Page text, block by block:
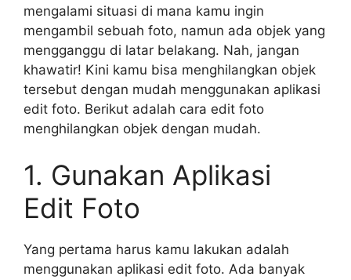
mengalami situasi di mana kamu ingin
mengambil sebuah foto, namun ada objek yang
mengganggu di latar belakang. Nah, jangan
khawatir! Kini kamu bisa menghilangkan objek
tersebut dengan mudah menggunakan aplikasi
edit foto. Berikut adalah cara edit foto
menghilangkan objek dengan mudah.
1. Gunakan Aplikasi
Edit Foto
Yang pertama harus kamu lakukan adalah
menggunakan aplikasi edit foto. Ada banyak